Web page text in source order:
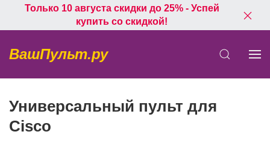
Только 10 августа скидки до 25% - Успей
купить со скидкой!
ВашПульт.ру
Универсальный пульт для
Cisco